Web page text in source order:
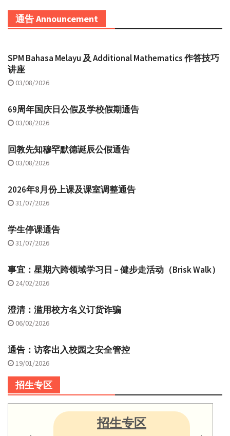
通告 Announcement
SPM Bahasa Melayu 及 Additional Mathematics 作答技巧
讲座
03/08/2026
69周年国庆日公假及学校假期通告
03/08/2026
回教先知穆罕默德诞辰公假通告
03/08/2026
2026年8月份上课及课室调整通告
31/07/2026
学生停课通告
31/07/2026
事宜：星期六跨领域学习日 – 健步走活动（Brisk Walk）
24/02/2026
澄清：滥用校方名义订货诈骗
06/02/2026
通告：访客出入校园之安全管控
19/01/2026
招生专区
招生专区